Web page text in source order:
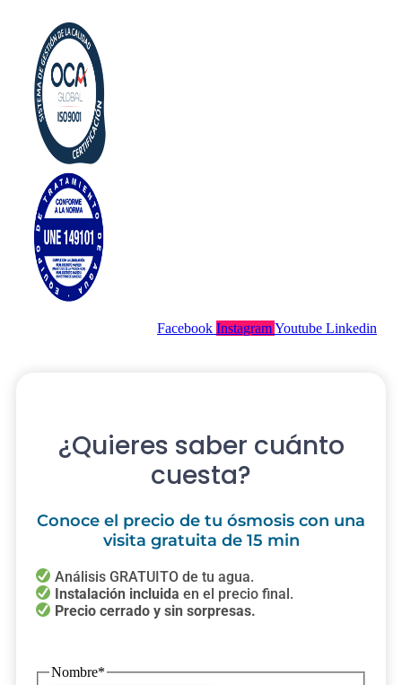
Facebook InstagramYoutube Linkedin
¿Quieres saber cuánto
cuesta?
Conoce el precio de tu ósmosis con una
visita gratuita de 15 min
Análisis GRATUITO de tu agua.
Instalación incluida en el precio final.
Precio cerrado y sin sorpresas.
Nombre*